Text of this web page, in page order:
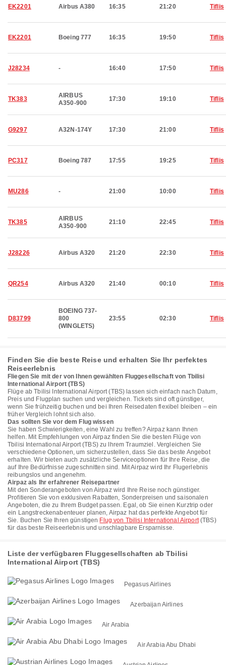
EK2201 Airbus A380 16:35 21:20 Tiflis
EK2201 Boeing 777 16:35 19:50 Tiflis
J28234 - 16:40 17:50 Tiflis
TK383
AIRBUS
A350-900
17:30 19:10 Tiflis
G9297 A32N-174Y 17:30 21:00 Tiflis
PC317 Boeing 787 17:55 19:25 Tiflis
MU286 - 21:00 10:00 Tiflis
TK385
AIRBUS
A350-900
21:10 22:45 Tiflis
J28226 Airbus A320 21:20 22:30 Tiflis
QR254 Airbus A320 21:40 00:10 Tiflis
D83799
BOEING 737-
800
(WINGLETS)
23:55 02:30 Tiflis
Finden Sie die beste Reise und erhalten Sie Ihr perfektes
Reiseerlebnis
Fliegen Sie mit der von Ihnen gewählten Fluggesellschaft von Tbilisi
International Airport (TBS)
Flüge ab Tbilisi International Airport (TBS) lassen sich einfach nach Datum,
Preis und Flugplan suchen und vergleichen. Tickets sind oft günstiger,
wenn Sie frühzeitig buchen und bei Ihren Reisedaten flexibel bleiben – ein
früher Vergleich lohnt sich also.
Das sollten Sie vor dem Flug wissen
Sie haben Schwierigkeiten, eine Wahl zu treffen? Airpaz kann Ihnen
helfen. Mit Empfehlungen von Airpaz finden Sie die besten Flüge von
Tbilisi International Airport (TBS) zu Ihrem Traumziel. Vergleichen Sie
verschiedene Optionen, um sicherzustellen, dass Sie das beste Angebot
erhalten. Wir bieten auch zusätzliche Serviceoptionen für Ihre Reise, die
auf Ihre Bedürfnisse zugeschnitten sind. Mit Airpaz wird Ihr Flugerlebnis
reibungslos und angenehm.
Airpaz als Ihr erfahrener Reisepartner
Mit den Sonderangeboten von Airpaz wird Ihre Reise noch günstiger.
Profitieren Sie von exklusiven Rabatten, Sonderpreisen und saisonalen
Angeboten, die zu Ihrem Budget passen. Egal, ob Sie einen Kurztrip oder
ein Langstreckenabenteuer planen, Airpaz hat das perfekte Angebot für
Sie. Buchen Sie Ihren günstigen Flug von Tbilisi International Airport(TBS)
für das beste Reiseerlebnis und unschlagbare Ersparnisse.
Liste der verfügbaren Fluggesellschaften ab Tbilisi
International Airport (TBS)
Pegasus Airlines
Azerbaijan Airlines
Air Arabia
Air Arabia Abu Dhabi